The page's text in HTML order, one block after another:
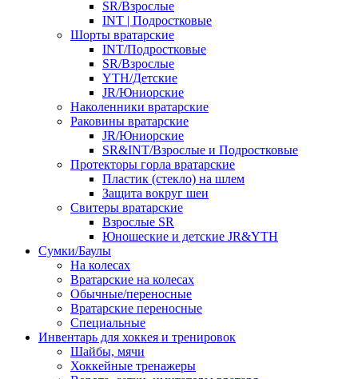
SR/Взрослые
INT | Подростковые
Шорты вратарские
INT/Подростковые
SR/Взрослые
YTH/Детские
JR/Юниорские
Наколенники вратарские
Раковины вратарские
JR/Юниорские
SR&INT/Взрослые и Подростковые
Протекторы горла вратарские
Пластик (стекло) на шлем
Защита вокруг шеи
Свитеры вратарские
Взрослые SR
Юношеские и детские JR&YTH
Сумки/Баулы
На колесах
Вратарские на колесах
Обычные/переносные
Вратарские переносные
Специальные
Инвентарь для хоккея и тренировок
Шайбы, мячи
Хоккейные тренажеры